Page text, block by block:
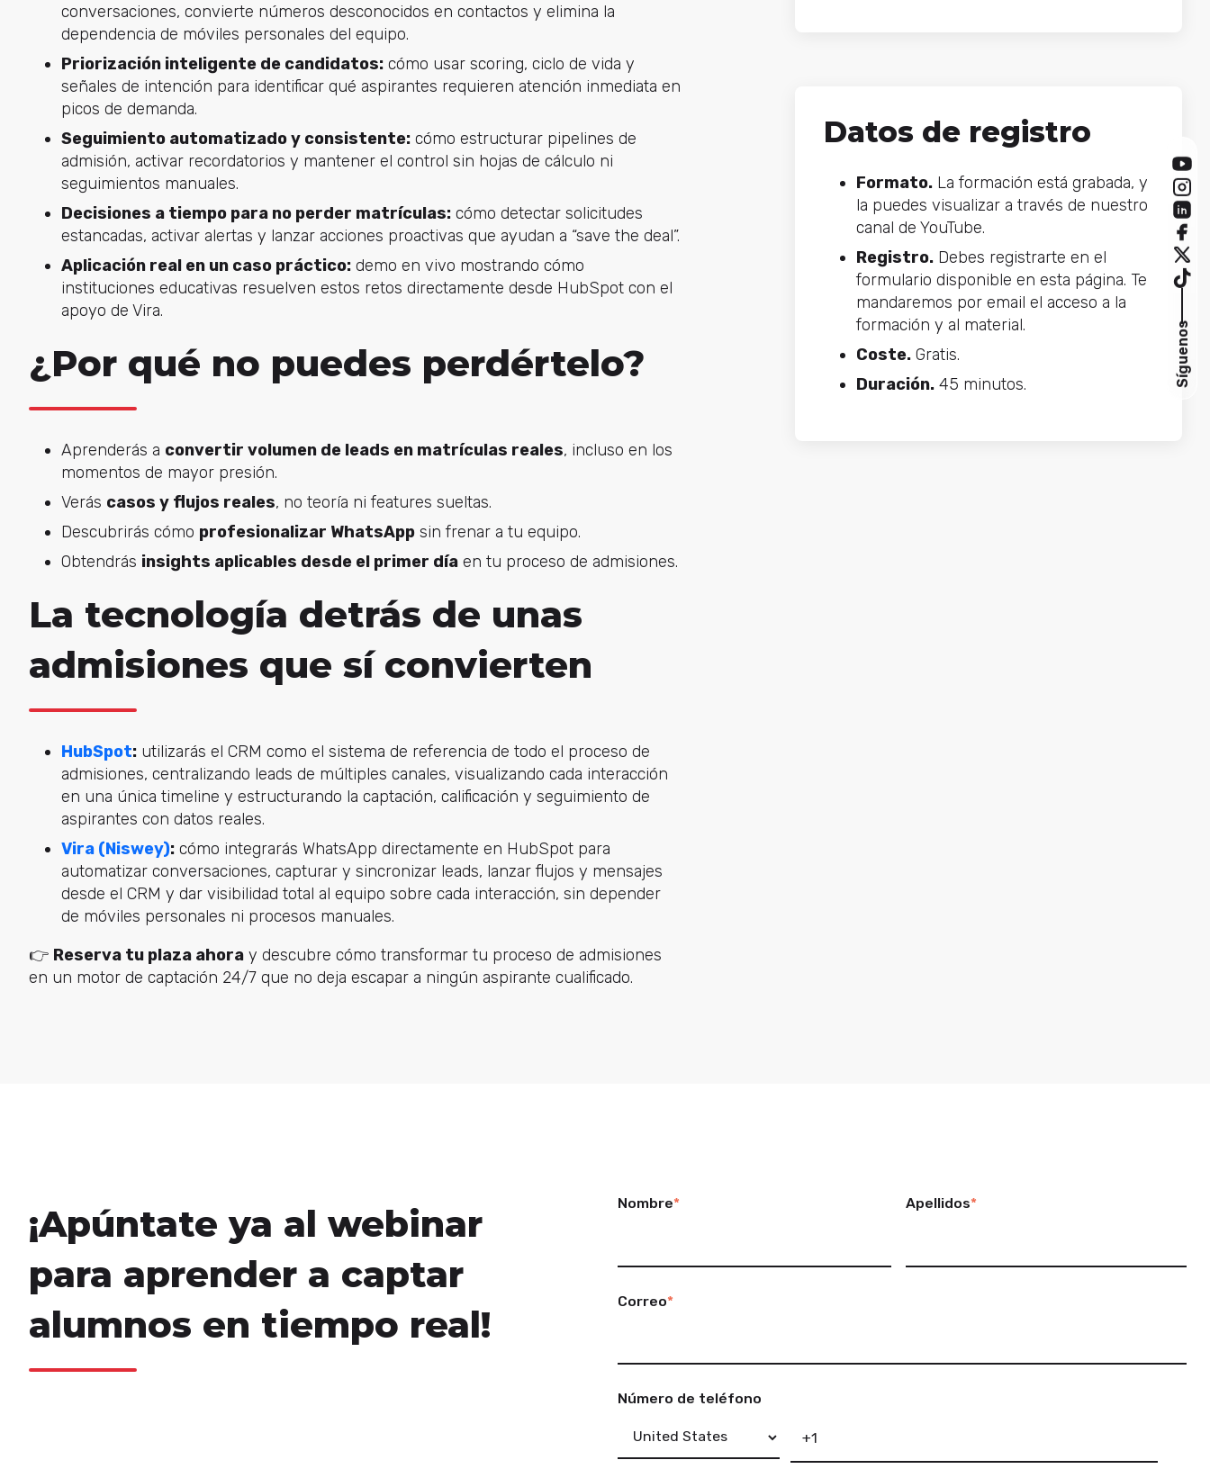
conversaciones, convierte números desconocidos en contactos y elimina la
dependencia de móviles personales del equipo.
Priorización inteligente de candidatos:cómo usar scoring, ciclo de vida y
señales de intención para identificar qué aspirantes requieren atención inmediata en
picos de demanda.
Seguimiento automatizado y consistente:cómo estructurar pipelines de
admisión, activar recordatorios y mantener el control sin hojas de cálculo ni
seguimientos manuales.
Decisiones a tiempo para no perder matrículas:cómo detectar solicitudes
estancadas, activar alertas y lanzar acciones proactivas que ayudan a “save the deal”.
Aplicación real en un caso práctico:demo en vivo mostrando cómo
instituciones educativas resuelven estos retos directamente desde HubSpot con el
apoyo de Vira.
¿Por qué no puedes perdértelo?
Aprenderás a convertir volumen de leads en matrículas reales, incluso en los
momentos de mayor presión.
Verás casos y flujos reales, no teoría ni features sueltas.
Descubrirás cómo profesionalizar WhatsAppsin frenar a tu equipo.
Obtendrás insights aplicables desde el primer díaen tu proceso de admisiones.
La tecnología detrás de unas
admisiones que sí convierten
HubSpot:utilizarás el CRM como el sistema de referencia de todo el proceso de
admisiones, centralizando leads de múltiples canales, visualizando cada interacción
en una única timeline y estructurando la captación, calificación y seguimiento de
aspirantes con datos reales.
Vira (Niswey):cómo integrarás WhatsApp directamente en HubSpot para
automatizar conversaciones, capturar y sincronizar leads, lanzar flujos y mensajes
desde el CRM y dar visibilidad total al equipo sobre cada interacción, sin depender
de móviles personales ni procesos manuales.
👉 Reserva tu plaza ahoray descubre cómo transformar tu proceso de admisiones
en un motor de captación 24/7 que no deja escapar a ningún aspirante cualificado.
Datos de registro
Formato.La formación está grabada, y
la puedes visualizar a través de nuestro
canal de YouTube.
Registro.Debes registrarte en el
formulario disponible en esta página. Te
mandaremos por email el acceso a la
formación y al material.
Coste.Gratis.
Duración.45 minutos.
¡Apúntate ya al webinar
para aprender a captar
alumnos en tiempo real!
Nombre* Apellidos*
Correo*
Número de teléfono
Síguenos